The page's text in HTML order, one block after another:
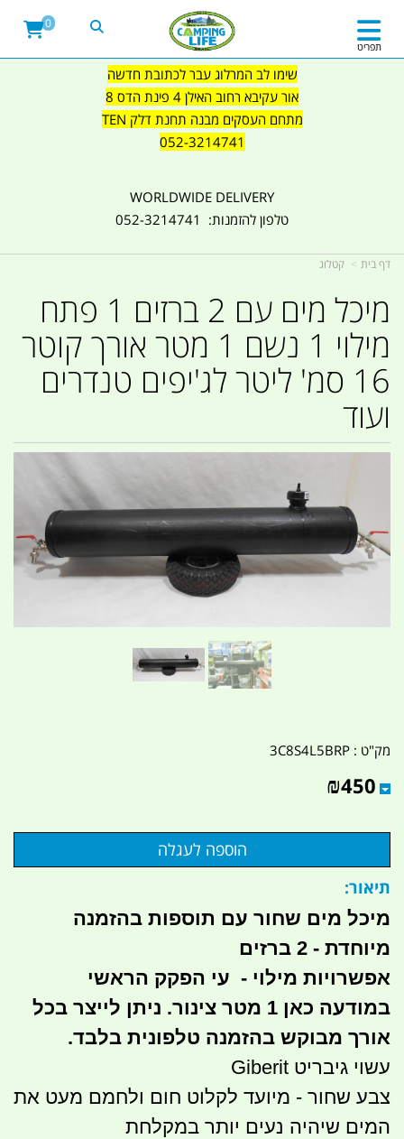
שימו לב המרלוג עבר לכתובת חדשה
אור עקיבא רחוב האילן 4 פינת הדס 8
מתחם העסקים מבנה תחנת דלק TEN
052-3214741
WORLDWIDE DELIVERY
טלפון להזמנות: 052-3214741
תפריט
0
דף בית קטלוג
מיכל מים עם 2 ברזים 1 פתח
מילוי 1 נשם 1 מטר אורך קוטר
16 סמ' ליטר לג'יפים טנדרים
ועוד
מק"ט : 3C8S4L5BRP
₪450
תיאור:
מיכל מים שחור עם תוספות בהזמנה
מיוחדת - 2 ברזים
אפשרויות מילוי - עי הפקק הראשי
במודעה כאן 1 מטר צינור. ניתן לייצר בכל
אורך מבוקש בהזמנה טלפונית בלבד.
עשוי גיבריט Giberit
צבע שחור - מיועד לקלוט חום ולחמם מעט את
המים שיהיה נעים יותר במקלחת